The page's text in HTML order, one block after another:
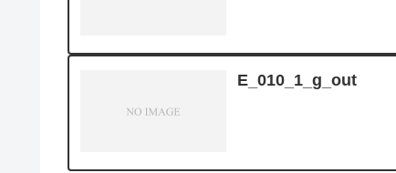
E_010_1_g_out